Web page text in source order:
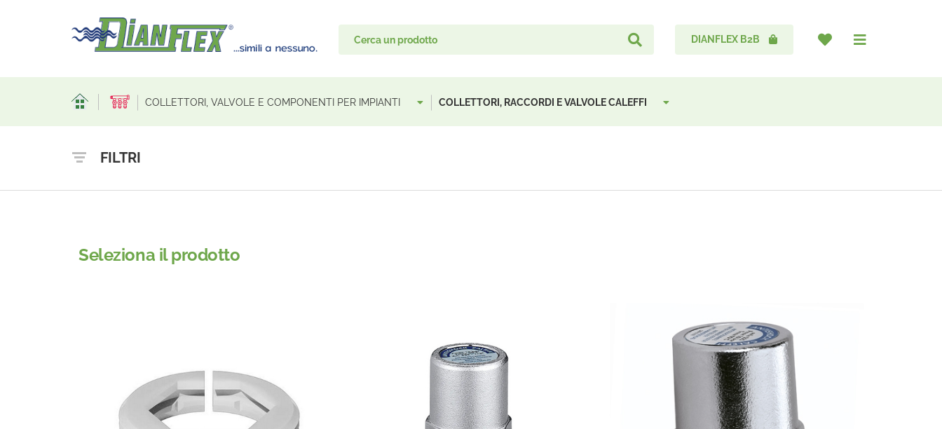
DIANFLEX B2B
COLLETTORI, VALVOLE E COMPONENTI PER IMPIANTI COLLETTORI, RACCORDI E VALVOLE CALEFFI
FILTRI
Seleziona il prodotto